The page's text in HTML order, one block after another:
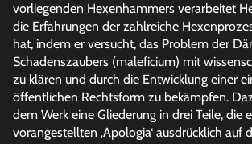
vorliegenden Hexenhammers verarbeitet
die Erfahrungen der zahlreiche
hat, indem er versucht, das Problem der
Schadenszaubers (maleficium) mit
zu klären und durch die Entwicklung einer
öffentlichen Rechtsform zu bekämpfen.
dem Werk eine Gliederung in drei Teile, die
vorangestellten ‚Apologia‘ ausdrücklich auf